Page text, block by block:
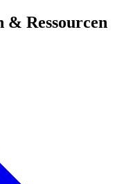
& Ressourcen